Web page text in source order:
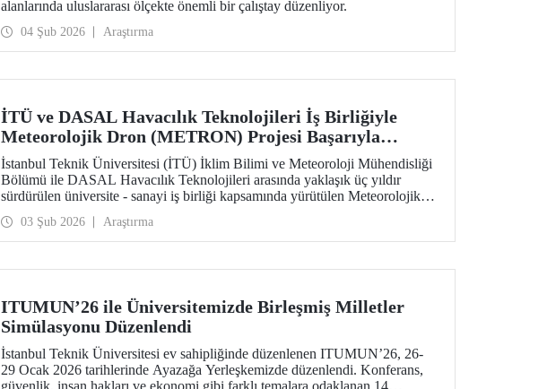
alanlarında uluslararası ölçekte önemli bir çalıştay düzenliyor.
04 Şub 2026 Araştırma
İTÜ ve DASAL Havacılık Teknolojileri İş Birliğiyle
Meteorolojik Dron (METRON) Projesi Başarıyla
Tamamlandı
İstanbul Teknik Üniversitesi (İTÜ) İklim Bilimi ve Meteoroloji Mühendisliği
Bölümü ile DASAL Havacılık Teknolojileri arasında yaklaşık üç yıldır
sürdürülen üniversite - sanayi iş birliği kapsamında yürütülen Meteorolojik
yönelik teorik ve uygulamalı eğitimler 26-30 Ocak arasında gerçekleştirildi.
03 Şub 2026 Araştırma
ITUMUN’26 ile Üniversitemizde Birleşmiş Milletler
Simülasyonu Düzenlendi
İstanbul Teknik Üniversitesi ev sahipliğinde düzenlenen ITUMUN’26, 26-
29 Ocak 2026 tarihlerinde Ayazağa Yerleşkemizde düzenlendi. Konferans,
güvenlik, insan hakları ve ekonomi gibi farklı temalara odaklanan 14